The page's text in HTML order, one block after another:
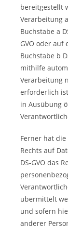
bereitgestellt
Verarbeitung
Buchstabe a
GVO oder auf
Buchstabe b
mithilfe
Verarbeitung
erforderlich
in Ausübung
Ferner hat
Rechts auf
DS-GVO das
übermittelt
und sofern
anderer